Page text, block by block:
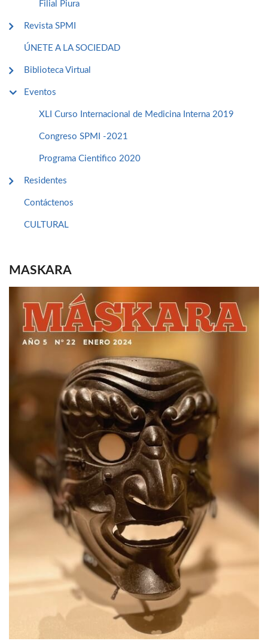
Filial Piura
Revista SPMI
ÚNETE A LA SOCIEDAD
Biblioteca Virtual
Eventos
XLI Curso Internacional de Medicina Interna 2019
Congreso SPMI -2021
Programa Cientifico 2020
Residentes
Contáctenos
CULTURAL
MASKARA